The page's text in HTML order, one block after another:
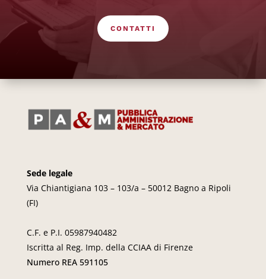
CONTATTI
Sede legale
Via Chiantigiana 103 – 103/a – 50012 Bagno a Ripoli
(FI)
C.F. e P.I. 05987940482
Iscritta al Reg. Imp. della CCIAA di Firenze
Numero REA 591105